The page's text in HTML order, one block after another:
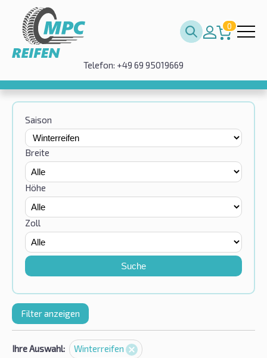
0
Telefon: +49 69 95019669
Saison
Breite
Höhe
Zoll
Suche
Filter anzeigen
Ihre Auswahl: Winterreifen